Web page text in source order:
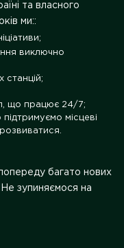
та власного
ми::
виключно
станцій;
що працює 24/7;
місцеві
багато нових
зупиняємося на